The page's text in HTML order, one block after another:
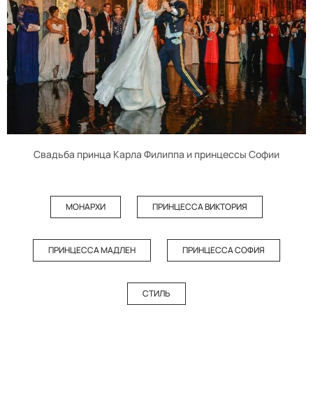
Свадьба принца Карла Филиппа и принцессы Софии
МОНАРХИ ПРИНЦЕССА ВИКТОРИЯ
ПРИНЦЕССА МАДЛЕН ПРИНЦЕССА СОФИЯ
СТИЛЬ